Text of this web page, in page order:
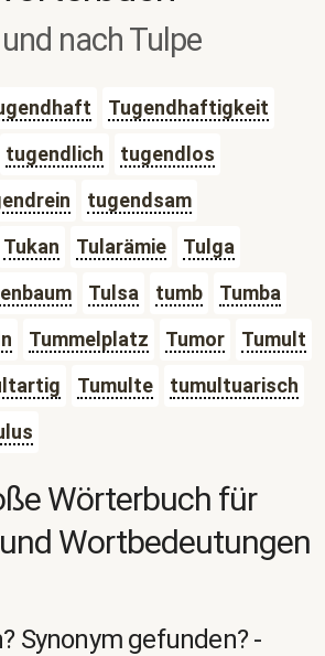
nach Tulpe
Tugendhaftigkeit
tugendlich
tugendlos
tugendsam
Tukan Tularämie
Tulga
Tulsa tumb
Tumba
Tummelplatz Tumor
Tumult
Tumulte
tumultuarisch
Wörterbuch für
Wortbedeutungen
Synonym gefunden? -